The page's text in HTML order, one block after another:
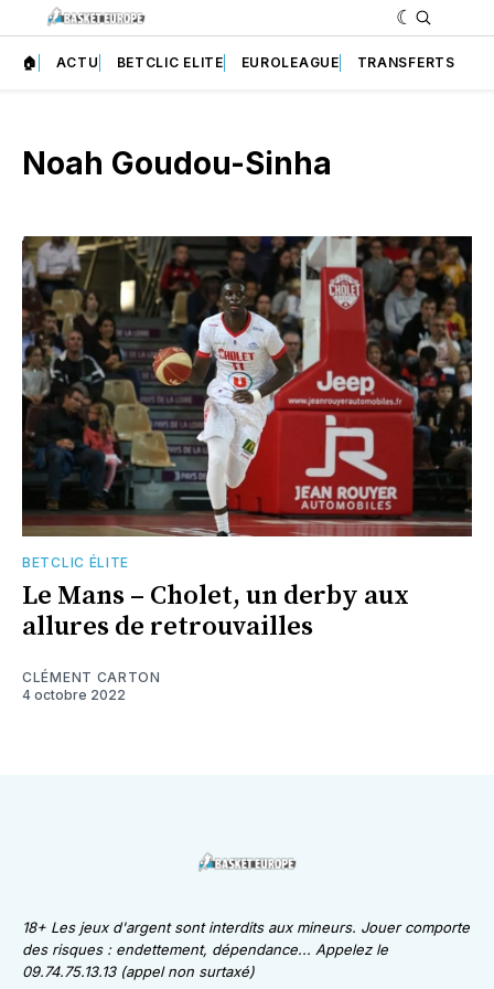
🏠 ACTU BETCLIC ELITE EUROLEAGUE TRANSFERTS
Noah Goudou-Sinha
BETCLIC ÉLITE
Le Mans – Cholet, un derby aux
allures de retrouvailles
CLÉMENT CARTON
4 octobre 2022
18+ Les jeux d'argent sont interdits aux mineurs. Jouer comporte
des risques : endettement, dépendance... Appelez le
09.74.75.13.13 (appel non surtaxé)